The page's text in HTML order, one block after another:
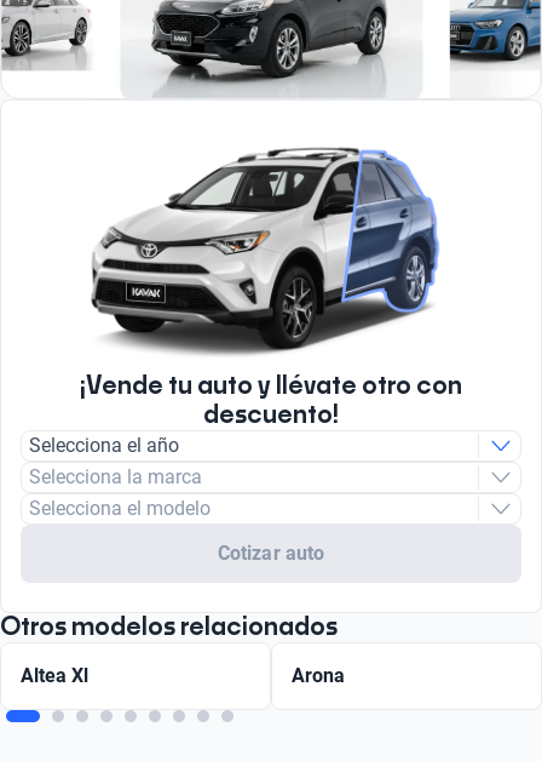
¡Vende tu auto y llévate otro con
descuento!
Selecciona el año
Selecciona la marca
Selecciona el modelo
Cotizar auto
Otros modelos relacionados
Altea Xl Arona